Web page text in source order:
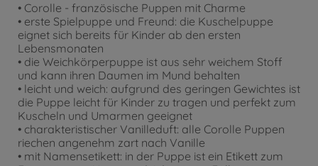
• Corolle - französische Puppen mit Charme
• erste Spielpuppe und Freund: die Kuschelpuppe
eignet sich bereits für Kinder ab den ersten
Lebensmonaten
• die Weichkörperpuppe ist aus sehr weichem Stoff
und kann ihren Daumen im Mund behalten
• leicht und weich: aufgrund des geringen Gewichtes ist
die Puppe leicht für Kinder zu tragen und perfekt zum
Kuscheln und Umarmen geeignet
• charakteristischer Vanilleduft: alle Corolle Puppen
riechen angenehm zart nach Vanille
• mit Namensetikett: in der Puppe ist ein Etikett zum